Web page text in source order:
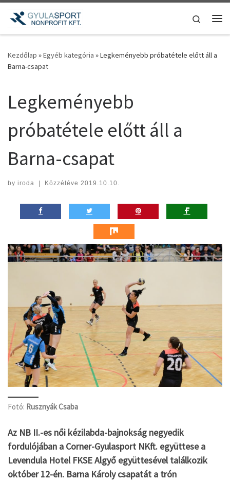
Teljes tartalom megjelenítése
Search
Kezdőlap »Egyéb kategória »Legkeményebb próbatétele előtt áll a
Barna-csapat
Legkeményebb
próbatétele előtt áll a
Barna-csapat
by iroda | Közzétéve 2019.10.10.
Fotó: Rusznyák Csaba
Az NB II.-es női kézilabda-bajnokság negyedik
fordulójában a Corner-Gyulasport NKft. együttese a
Levendula Hotel FKSE Algyő együttesével találkozik
október 12-én. Barna Károly csapatát a trón